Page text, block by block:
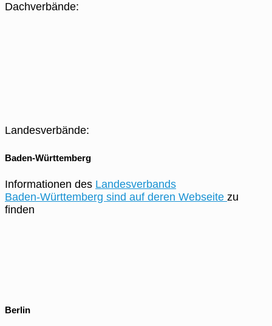
Dachverbände:
Landesverbände:
Baden-Württemberg
Informationen des Landesverbands
Baden-Württemberg sind auf deren Webseite zu
finden
Berlin